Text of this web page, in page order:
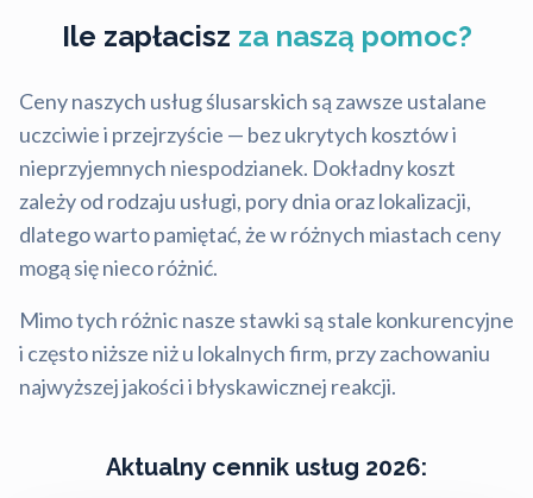
Ile zapłacisz za naszą pomoc?
Ceny naszych usług ślusarskich są zawsze ustalane
uczciwie i przejrzyście — bez ukrytych kosztów i
nieprzyjemnych niespodzianek. Dokładny koszt
zależy od rodzaju usługi, pory dnia oraz lokalizacji,
dlatego warto pamiętać, że w różnych miastach ceny
mogą się nieco różnić.
Mimo tych różnic nasze stawki są stale konkurencyjne
i często niższe niż u lokalnych firm, przy zachowaniu
najwyższej jakości i błyskawicznej reakcji.
Aktualny cennik usług 2026: